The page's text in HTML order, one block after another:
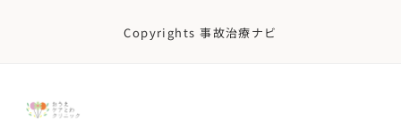
Copyrights 事故治療ナビ